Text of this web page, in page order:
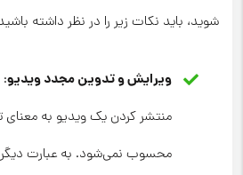
شوید، باید نکات زیر را در نظر داشته
ویرایش و تدوین مجدد ویدیو:
منتشر کردن یک ویدیو به معنای
محسوب نمی‌شود. به عبارت دیگر،